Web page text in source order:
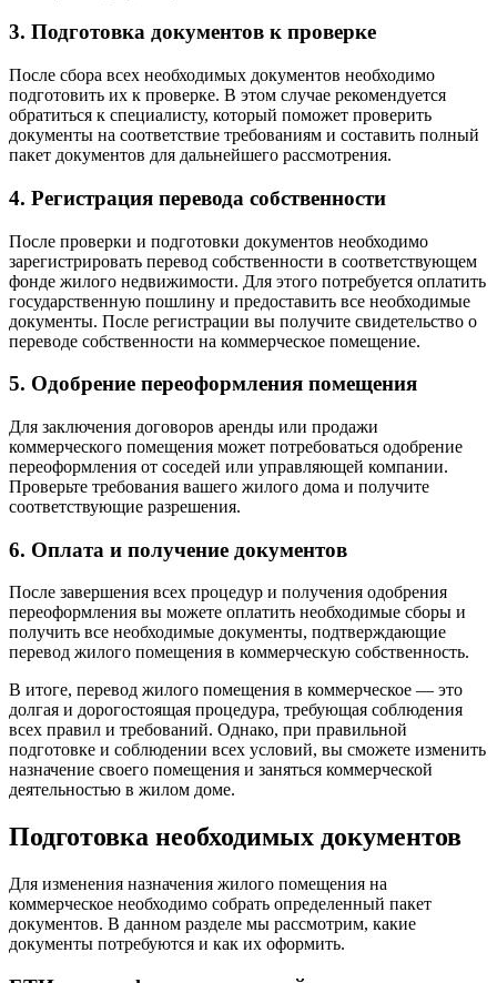
3. Подготовка документов к проверке
После сбора всех необходимых документов необходимо
подготовить их к проверке. В этом случае рекомендуется
обратиться к специалисту, который поможет проверить
документы на соответствие требованиям и составить полный
пакет документов для дальнейшего рассмотрения.
4. Регистрация перевода собственности
После проверки и подготовки документов необходимо
зарегистрировать перевод собственности в соответствующем
фонде жилого недвижимости. Для этого потребуется оплатить
государственную пошлину и предоставить все необходимые
документы. После регистрации вы получите свидетельство о
переводе собственности на коммерческое помещение.
5. Одобрение переоформления помещения
Для заключения договоров аренды или продажи
коммерческого помещения может потребоваться одобрение
переоформления от соседей или управляющей компании.
Проверьте требования вашего жилого дома и получите
соответствующие разрешения.
6. Оплата и получение документов
После завершения всех процедур и получения одобрения
переоформления вы можете оплатить необходимые сборы и
получить все необходимые документы, подтверждающие
перевод жилого помещения в коммерческую собственность.
В итоге, перевод жилого помещения в коммерческое — это
долгая и дорогостоящая процедура, требующая соблюдения
всех правил и требований. Однако, при правильной
подготовке и соблюдении всех условий, вы сможете изменить
назначение своего помещения и заняться коммерческой
деятельностью в жилом доме.
Подготовка необходимых документов
Для изменения назначения жилого помещения на
коммерческое необходимо собрать определенный пакет
документов. В данном разделе мы рассмотрим, какие
документы потребуются и как их оформить.